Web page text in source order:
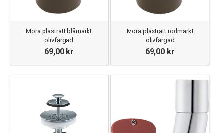
Mora plastratt blåmärkt
olivfärgad
69,00 kr
Mora plastratt rödmärkt
olivfärgad
69,00 kr